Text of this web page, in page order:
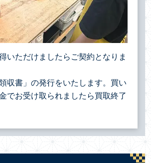
いただけましたらご契約となりま
収書」の発行をいたします。買い
でお受け取られましたら買取終了